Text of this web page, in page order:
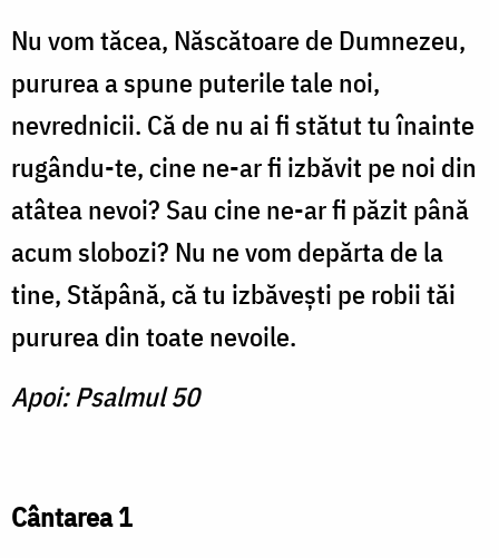
Nu vom tăcea, Născătoare de Dumnezeu,
pururea a spune puterile tale noi,
nevrednicii. Că de nu ai fi stătut tu înainte
rugându-te, cine ne-ar fi izbăvit pe noi din
atâtea nevoi? Sau cine ne-ar fi păzit până
acum slobozi? Nu ne vom depărta de la
tine, Stăpână, că tu izbăvești pe robii tăi
pururea din toate nevoile.
Apoi: Psalmul 50
Cântarea 1